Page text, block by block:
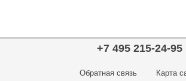
+7 495 215-24-95
Обратная связь Карта